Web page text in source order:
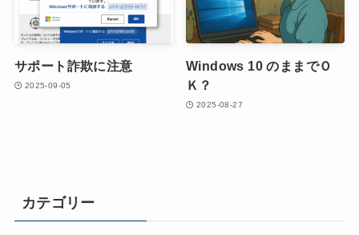
サポート詐欺に注意
2025-09-05
Windows 10 のままでＯ
Ｋ？
2025-08-27
カテゴリー